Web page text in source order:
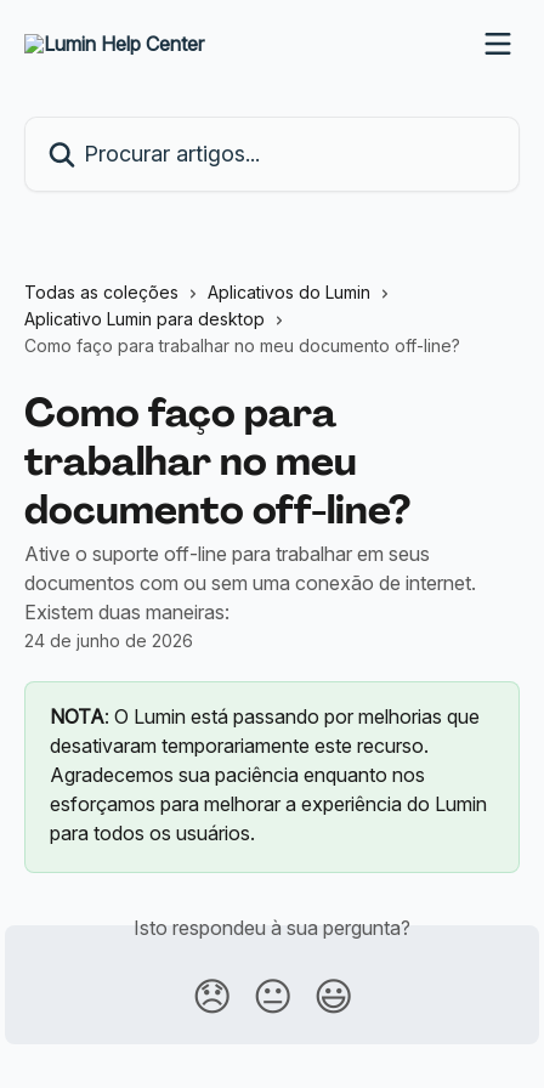
Todas as coleções
Aplicativos do Lumin
Aplicativo Lumin para desktop
Como faço para trabalhar no meu documento off-line?
Como faço para
trabalhar no meu
documento off-line?
Ative o suporte off-line para trabalhar em seus
documentos com ou sem uma conexão de internet.
Existem duas maneiras:
24 de junho de 2026
NOTA: O Lumin está passando por melhorias que
desativaram temporariamente este recurso.
Agradecemos sua paciência enquanto nos
esforçamos para melhorar a experiência do Lumin
para todos os usuários.
Isto respondeu à sua pergunta?
😞 😐 😃